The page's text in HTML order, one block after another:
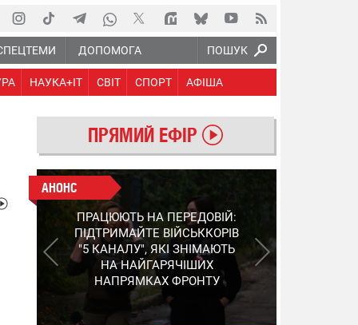
ПОШУК
ДОПОМОГА
НАУКА+IT СВІТ СПОРТ АФІША
ПРЯМИЙ ЕФІР
АНОНС
КІНЕЦЬ ВОРОЖИМ
"МОЛНІЯМ" ТА FPV: ЯК
УКРАЇНСЬКИЙ STEP-3
ЗМІНЮЄ ПРАВИЛА ГРИ –
ПОДРОБИЦІ ПРО
ПЕРЕХОПЛЮВАЧ
АНОНС
ПРАЦЮЮТЬ НА ПЕРЕДОВІЙ:
ПІДТРИМАЙТЕ ВІЙСЬККОРІВ
"5 КАНАЛУ", ЯКІ ЗНІМАЮТЬ
НА НАЙГАРЯЧІШИХ
НАПРЯМКАХ ФРОНТУ